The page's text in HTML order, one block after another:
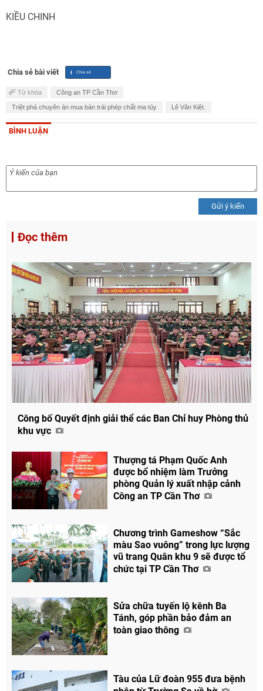
KIỀU CHINH
Chia sẻ bài viết
Từ khóa Công an TP Cần Thơ
Triệt phá chuyên án mua bán trái phép chất ma túy Lê Văn Kiệt.
BÌNH LUẬN
Gửi ý kiến
Đọc thêm
Công bố Quyết định giải thể các Ban Chỉ huy Phòng thủ
khu vực
Thượng tá Phạm Quốc Anh
được bổ nhiệm làm Trưởng
phòng Quản lý xuất nhập cảnh
Công an TP Cần Thơ
Chương trình Gameshow “Sắc
màu Sao vuông” trong lực lượng
vũ trang Quân khu 9 sẽ được tổ
chức tại TP Cần Thơ
Sửa chữa tuyến lộ kênh Ba
Tánh, góp phần bảo đảm an
toàn giao thông
Tàu của Lữ đoàn 955 đưa bệnh